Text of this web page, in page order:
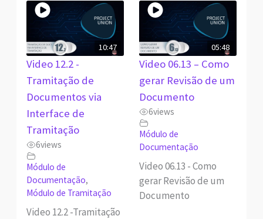
10:47
Video 12.2 -
Tramitação de
Documentos via
Interface de
Tramitação
6views
Módulo de
Documentação,
Módulo de Tramitação
Video 12.2 -Tramitação
05:48
Video 06.13 – Como
gerar Revisão de um
Documento
6views
Módulo de
Documentação
Video 06.13 - Como
gerar Revisão de um
Documento